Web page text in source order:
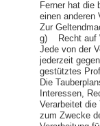
Ferner hat die
einen anderen
Zur
g) Recht auf
Jede von der
jederzeit
gestütztes
Die
Interessen,
Verarbeitet die
zum Zwecke